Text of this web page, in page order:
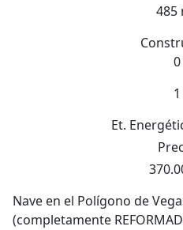
485
0
1
Et.
Nave en el Polígono de
(completamente